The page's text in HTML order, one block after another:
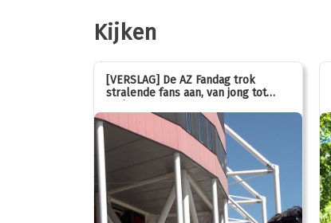
Kijken
[VERSLAG] De AZ Fandag trok
stralende fans aan, van jong tot